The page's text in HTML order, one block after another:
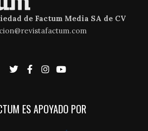
de Factum Media SA de CV
ES APOYADO POR